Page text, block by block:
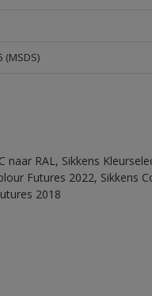
naar RAL, Sikkens
Futures 2022, Sikkens
2018